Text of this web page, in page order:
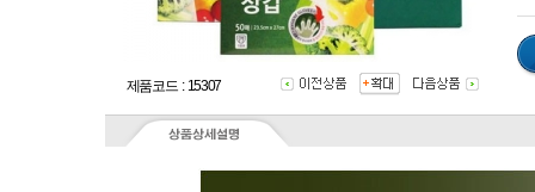
제품코드 : 15307